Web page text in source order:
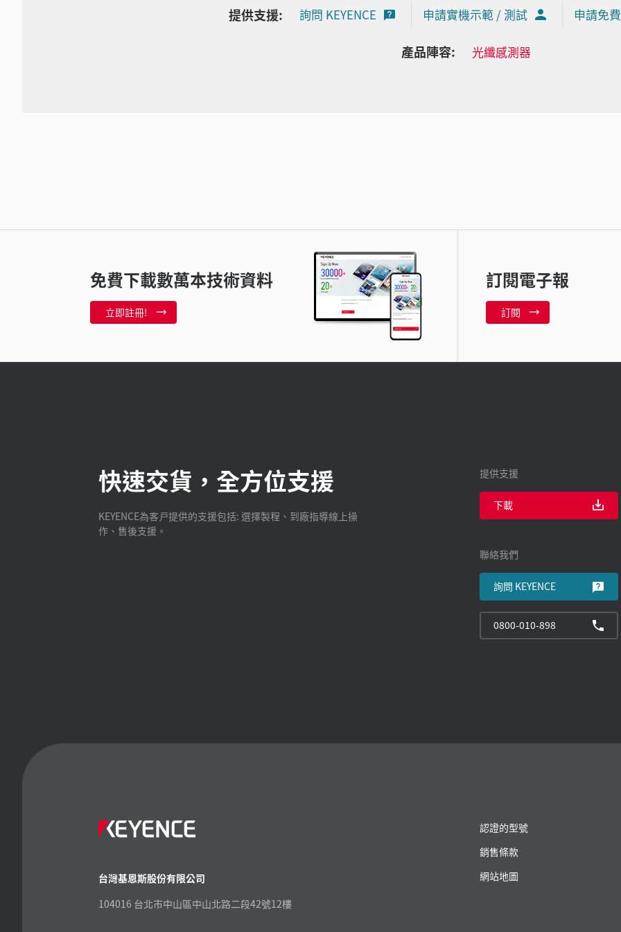
提供支援: 詢問 KEYENCE 申請實機示範 / 測試 申請免
產品陣容: 光纖感測器
免費下載數萬本技術資料
立即註冊!
訂閱電子報
訂閱
快速交貨，全方位支援
KEYENCE為客戸提供的支援包括: 選擇製程、到廠指導線上操
作、售後支援。
提供支援
下載
聯絡我們
詢問 KEYENCE
0800-010-898
台灣基恩斯股份有限公司
104016 台北市中山區中山北路二段42號12樓
認證的型號
銷售條款
網站地圖